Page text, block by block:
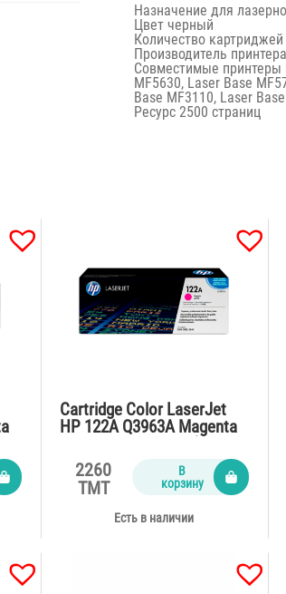
Назначение для
Цвет черный
Количество картриджей
Производитель принтера
Совместимые принтеры
MF5630, Laser Base
Base MF3110, Laser
Ресурс 2500 страниц
Cartridge Color LaserJet
HP 122A Q3963A Magenta
pages)
2260
TMT
В
корзину
Есть в наличии